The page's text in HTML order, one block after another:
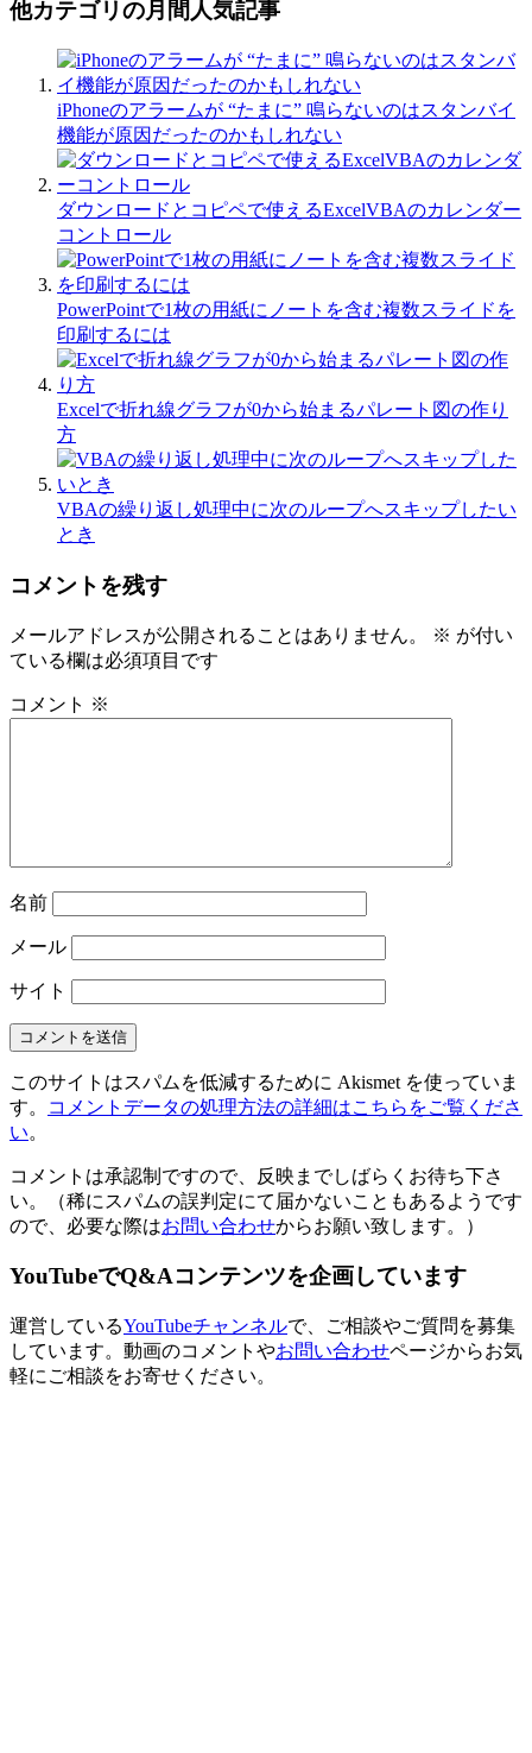
他カテゴリの月間人気記事
iPhoneのアラームが “たまに” 鳴らないのはスタンバイ
機能が原因だったのかもしれない
ダウンロードとコピペで使えるExcelVBAのカレンダー
コントロール
PowerPointで1枚の用紙にノートを含む複数スライドを
印刷するには
Excelで折れ線グラフが0から始まるパレート図の作り
方
VBAの繰り返し処理中に次のループへスキップしたい
とき
コメントを残す
メールアドレスが公開されることはありません。 ※ が付い
ている欄は必須項目です
コメント ※
名前
メール
サイト
このサイトはスパムを低減するために Akismet を使っていま
す。
コメントデータの処理方法の詳細はこちらをご覧くださ
い。
コメントは承認制ですので、反映までしばらくお待ち下さ
い。（稀にスパムの誤判定にて届かないこともあるようです
ので、必要な際はお問い合わせからお願い致します。）
YouTubeでQ&Aコンテンツを企画しています
運営しているYouTubeチャンネルで、ご相談やご質問を募集
しています。動画のコメントやお問い合わせページからお気
軽にご相談をお寄せください。